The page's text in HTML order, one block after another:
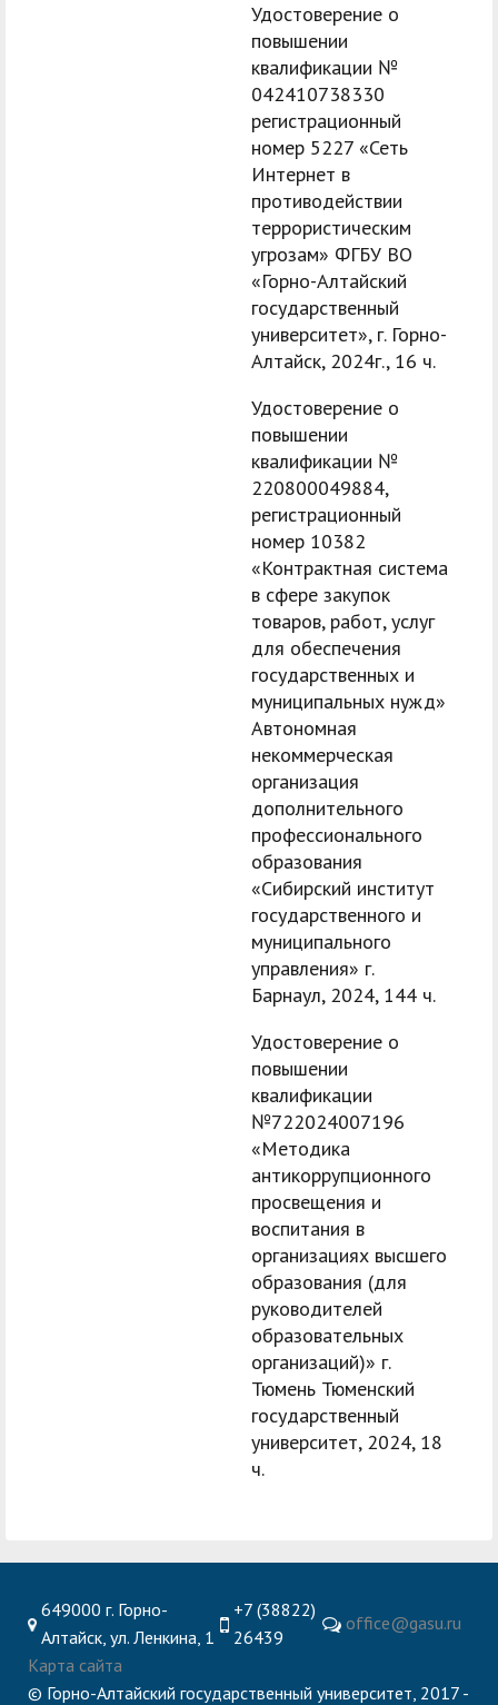
Удостоверение о
повышении
квалификации №
042410738330
регистрационный
номер 5227 «Сеть
Интернет в
противодействии
террористическим
угрозам» ФГБУ ВО
«Горно-Алтайский
государственный
университет», г. Горно-
Алтайск, 2024г., 16 ч.
Удостоверение о
повышении
квалификации №
220800049884,
регистрационный
номер 10382
«Контрактная система
в сфере закупок
товаров, работ, услуг
для обеспечения
государственных и
муниципальных нужд»
Автономная
некоммерческая
организация
дополнительного
профессионального
образования
«Сибирский институт
государственного и
муниципального
управления» г.
Барнаул, 2024, 144 ч.
Удостоверение о
повышении
квалификации
№722024007196
«Методика
антикоррупционного
просвещения и
воспитания в
организациях высшего
образования (для
руководителей
образовательных
организаций)» г.
Тюмень Тюменский
государственный
университет, 2024, 18
ч.
649000 г. Горно-
Алтайск, ул. Ленкина, 1
+7 (38822)
26439
office@gasu.ru
Карта сайта
© Горно-Алтайский государственный университет, 2017 -